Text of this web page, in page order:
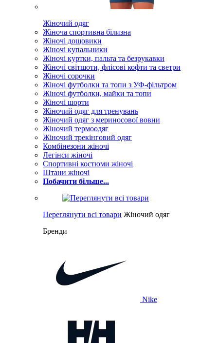
Жіночий одяг
Жіноча спортивна білизна
Жіночі дощовики
Жіночі купальники
Жіночі куртки, пальта та безрукавки
Жіночі світшоти, флісові кофти та светри
Жіночі сорочки
Жіночі футболки та топи з УФ-фільтром
Жіночі футболки, майки та топи
Жіночі шорти
Жіночий одяг для тренувань
Жіночий одяг з мериносової вовни
Жіночий термоодяг
Жіночий трекінговий одяг
Комбінезони жіночі
Легінси жіночі
Спортивні костюми жіночі
Штани жіночі
Побачити більше...
Переглянути всі товари Жіночий одяг
Бренди
Nike